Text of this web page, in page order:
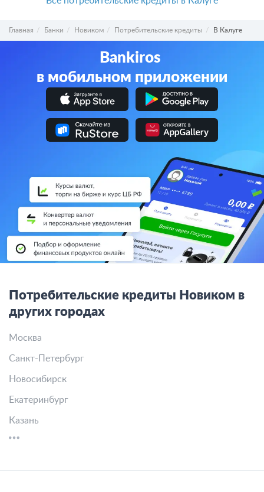
Главная Банки Новиком Потребительские кредиты В Калуге
Bankiros
в мобильном приложении
Потребительские кредиты Новиком в
других городах
Москва
Санкт-Петербург
Новосибирск
Екатеринбург
Казань